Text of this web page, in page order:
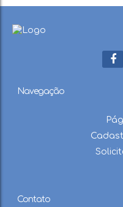
Navegação
Contato